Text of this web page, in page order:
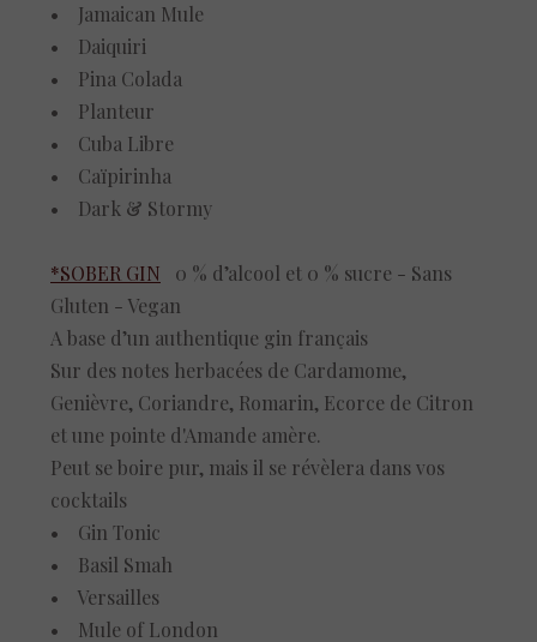
• Jamaican Mule
• Daiquiri
• Pina Colada
• Planteur
• Cuba Libre
• Caïpirinha
• Dark & Stormy
*SOBER GIN 0 % d’alcool et 0 % sucre - Sans
Gluten - Vegan
A base d’un authentique gin français
Sur des notes herbacées de Cardamome,
Genièvre, Coriandre, Romarin, Ecorce de Citron
et une pointe d'Amande amère.
Peut se boire pur, mais il se révèlera dans vos
cocktails
• Gin Tonic
• Basil Smah
• Versailles
• Mule of London